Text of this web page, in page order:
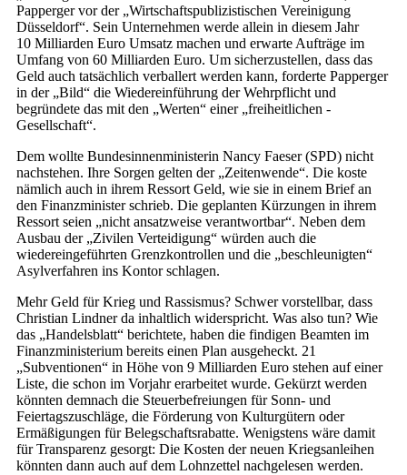
Papperger vor der „Wirtschaftspublizistischen Vereinigung
Düsseldorf“. Sein Unternehmen werde allein in diesem Jahr
10 Milliarden Euro Umsatz machen und erwarte Aufträge im
Umfang von 60 Milliarden Euro. Um sicherzustellen, dass das
Geld auch tatsächlich verballert werden kann, forderte Papperger
in der „Bild“ die Wiedereinführung der Wehrpflicht und
begründete das mit den „Werten“ einer „freiheitlichen ­
Gesellschaft“.
Dem wollte Bundesinnenministerin Nancy Faeser (SPD) nicht
nachstehen. Ihre Sorgen gelten der „Zeitenwende“. Die koste
nämlich auch in ihrem Ressort Geld, wie sie in einem Brief an
den Finanzminister schrieb. Die geplanten Kürzungen in ihrem
Ressort seien „nicht ansatzweise verantwortbar“. Neben dem
Ausbau der „Zivilen Verteidigung“ würden auch die
wiedereingeführten Grenzkontrollen und die „beschleunigten“
Asylverfahren ins Kontor schlagen.
Mehr Geld für Krieg und Rassismus? Schwer vorstellbar, dass
Christian Lindner da inhaltlich widerspricht. Was also tun? Wie
das „Handelsblatt“ berichtete, haben die findigen Beamten im
Finanzministerium bereits einen Plan ausgeheckt. 21
„Subventionen“ in Höhe von 9 Milliarden Euro stehen auf einer
Liste, die schon im Vorjahr erarbeitet wurde. Gekürzt werden
könnten demnach die Steuerbefreiungen für Sonn- und
Feiertagszuschläge, die Förderung von Kulturgütern oder
Ermäßigungen für Belegschaftsrabatte. Wenigstens wäre damit
für Transparenz gesorgt: Die Kosten der neuen Kriegsanleihen
könnten dann auch auf dem Lohnzettel nachgelesen werden.